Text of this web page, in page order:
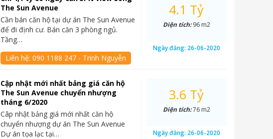
The Sun Avenue
Cần bán căn hộ tại dự án The Sun Avenue
để đi định cư. Bán căn 3 phòng ngủ.
Tầng…
Liên hệ:090 1188 247 - Trinh Nguyễn
4.1 Tỷ
Diện tích:96 m2
Ngày đăng: 26-06-2020
Cập nhật mới nhất bảng giá căn hộ
The Sun Avenue chuyển nhượng
tháng 6/2020
Câp nhật bảng giá mới nhất căn hộ
chuyển nhượng dự án The Sun Avenue
Dự án tọa lạc tại…
3.6 Tỷ
Diện tích:76 m2
Ngày đăng: 26-06-2020